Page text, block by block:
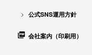
公式SNS運用方針
会社案内（印刷用）